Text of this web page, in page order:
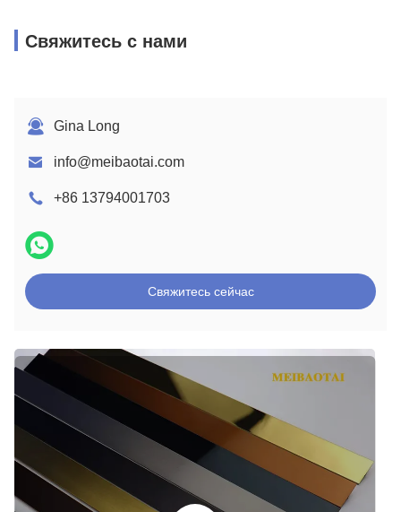
Свяжитесь с нами
Gina Long
info@meibaotai.com
+86 13794001703
Свяжитесь сейчас